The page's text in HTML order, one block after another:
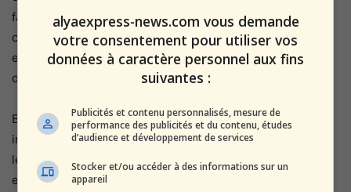
famine en 2018. En mai 2020, l’UNICEF a décrit le Yémen
comme «la plus grande crise humanitaire au monde» et a
estimé que 80% de la population, soit plus de 24 millions
de personnes, se trouvaient en besoin d’aide humanitaire.
Bien que les criquets consomment des cultures, les
infestations précédentes ont été utilisées pour atténuer
les conditions de famine. À l’été 2019, les criquets ont
envahi le Yémen juste avant le jeûne du Ramadan d’un
alyaexpress-news.com vous demande
votre consentement pour utiliser vos
données à caractère personnel aux fins
suivantes :
Publicités et contenu personnalisés, mesure de
performance des publicités et du contenu, études
d’audience et développement de services
Stocker et/ou accéder à des informations sur un
appareil